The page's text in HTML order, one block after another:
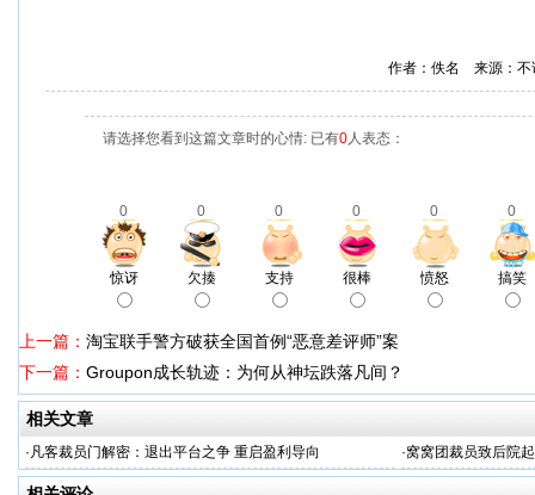
作者：佚名 来源：
请选择您看到这篇文章时的心情: 已有0人表态：
0 0 0 0 0 0
惊讶 欠揍 支持 很棒 愤怒 搞笑
上一篇： 淘宝联手警方破获全国首例“恶意差评师”案
下一篇： Groupon成长轨迹：为何从神坛跌落凡间？
相关文章
·凡客裁员门解密：退出平台之争 重启盈利导向 ·窝窝团裁员致后院